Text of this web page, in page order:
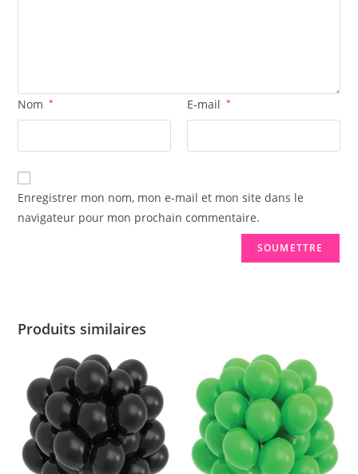
Nom * E-mail *
Enregistrer mon nom, mon e-mail et mon site dans le
navigateur pour mon prochain commentaire.
Produits similaires